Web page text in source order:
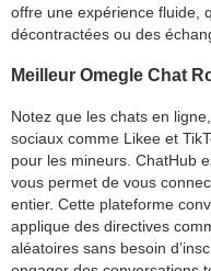
offre une expérience fluide,
décontractées ou des
Meilleur Omegle Chat
Notez que les chats en
sociaux comme Likee et
pour les mineurs. ChatHub
vous permet de vous
entier. Cette plateforme
applique des directives
aléatoires sans besoin